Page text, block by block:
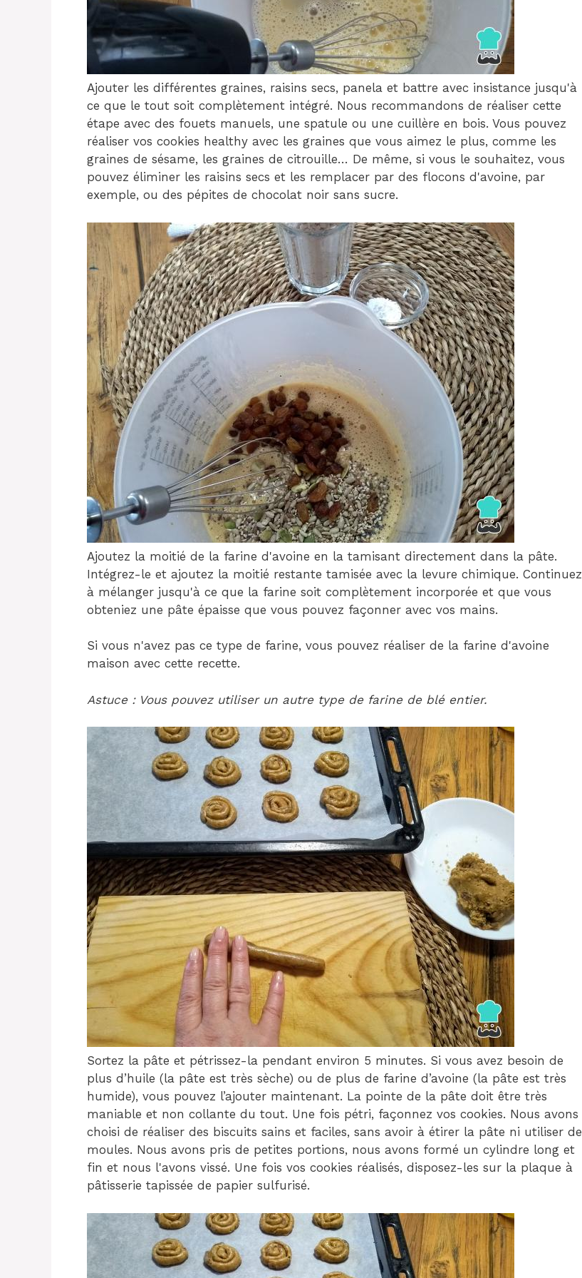
Ajouter les différentes graines, raisins secs, panela et battre avec insistance jusqu'à
ce que le tout soit complètement intégré. Nous recommandons de réaliser cette
étape avec des fouets manuels, une spatule ou une cuillère en bois. Vous pouvez
réaliser vos cookies healthy avec les graines que vous aimez le plus, comme les
graines de sésame, les graines de citrouille… De même, si vous le souhaitez, vous
pouvez éliminer les raisins secs et les remplacer par des flocons d'avoine, par
exemple, ou des pépites de chocolat noir sans sucre.
Ajoutez la moitié de la farine d'avoine en la tamisant directement dans la pâte.
Intégrez-le et ajoutez la moitié restante tamisée avec la levure chimique. Continuez
à mélanger jusqu'à ce que la farine soit complètement incorporée et que vous
obteniez une pâte épaisse que vous pouvez façonner avec vos mains.
Si vous n'avez pas ce type de farine, vous pouvez réaliser de la farine d'avoine
maison avec cette recette.
Astuce : Vous pouvez utiliser un autre type de farine de blé entier.
Sortez la pâte et pétrissez-la pendant environ 5 minutes. Si vous avez besoin de
plus d’huile (la pâte est très sèche) ou de plus de farine d’avoine (la pâte est très
humide), vous pouvez l’ajouter maintenant. La pointe de la pâte doit être très
maniable et non collante du tout. Une fois pétri, façonnez vos cookies. Nous avons
choisi de réaliser des biscuits sains et faciles, sans avoir à étirer la pâte ni utiliser de
moules. Nous avons pris de petites portions, nous avons formé un cylindre long et
fin et nous l'avons vissé. Une fois vos cookies réalisés, disposez-les sur la plaque à
pâtisserie tapissée de papier sulfurisé.